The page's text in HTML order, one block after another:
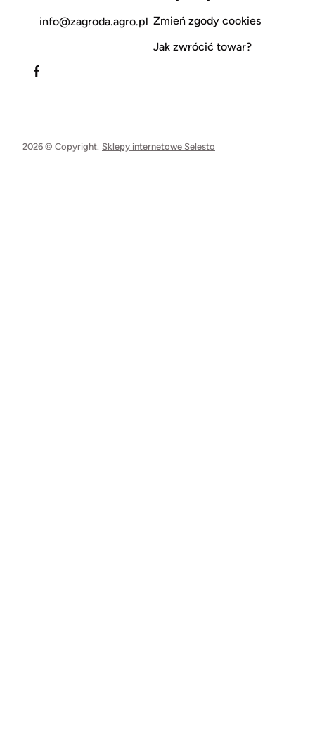
info@zagroda.agro.pl Zmień zgody cookies
Jak zwrócić towar?
2026 © Copyright. Sklepy internetowe Selesto